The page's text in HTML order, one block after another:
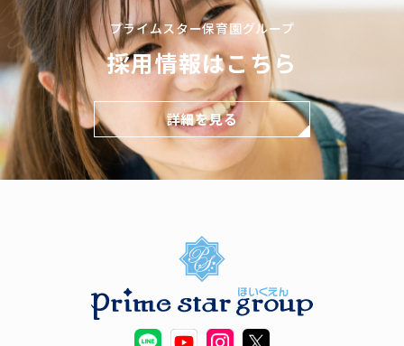
プライムスター保育園グループ
採用情報はこちら
詳細を見る